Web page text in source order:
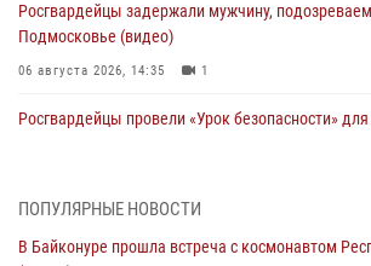
Росгвардейцы задержали мужчину,
Подмосковье (видео)
06 августа 2026, 14:35 1
Росгвардейцы провели «Урок безопасности»
подозреваемые в организации незаконной
ПОПУЛЯРНЫЕ НОВОСТИ
В Байконуре прошла встреча с космонавтом